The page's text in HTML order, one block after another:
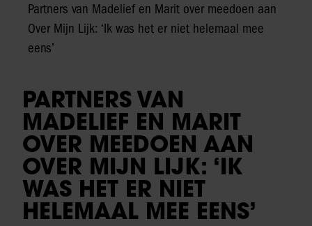
Partners van Madelief en Marit over meedoen aan
Over Mijn Lijk: ‘Ik was het er niet helemaal mee
eens’
PARTNERS VAN
MADELIEF EN MARIT
OVER MEEDOEN AAN
OVER MIJN LIJK: ‘IK
WAS HET ER NIET
HELEMAAL MEE EENS’